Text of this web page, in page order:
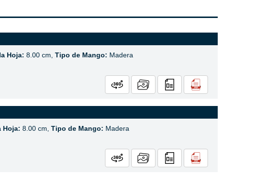
Hoja: 8.00 cm, Tipo de Mango: Madera
Hoja: 8.00 cm, Tipo de Mango: Madera